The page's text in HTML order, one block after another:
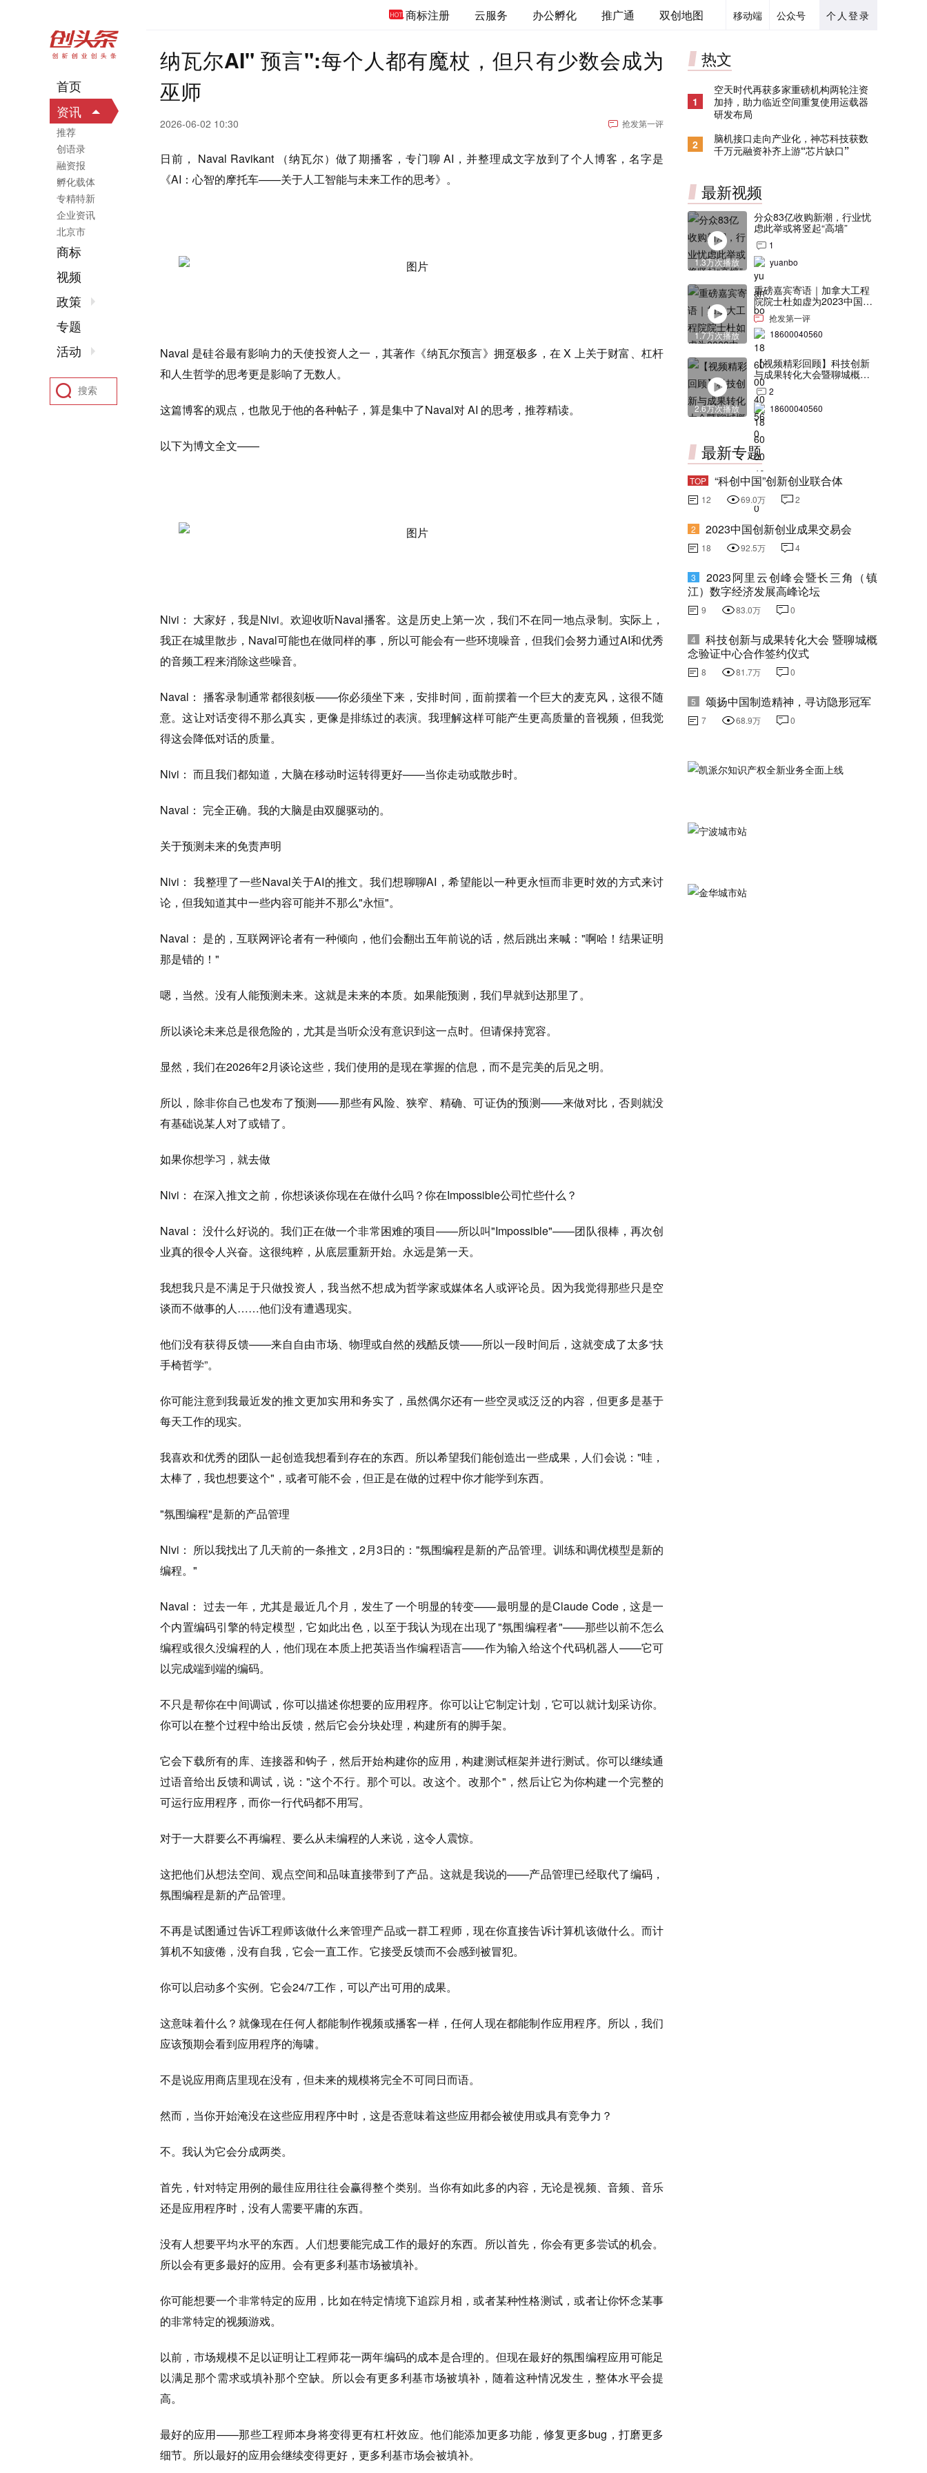
个人登录
公众号
移动端
商标注册 云服务 办公孵化 推广通 双创地图
纳瓦尔AI" 预言":每个人都有魔杖，但只有少数会成为
巫师
2026-06-02 10:30 抢发第一评
日前， Naval Ravikant （纳瓦尔）做了期播客，专门聊 AI，并整理成文字放到了个人博客，名字是
《AI：心智的摩托车——关于人工智能与未来工作的思考》。
Naval 是硅谷最有影响力的天使投资人之一，其著作《纳瓦尔预言》拥趸极多，在 X 上关于财富、杠杆
和人生哲学的思考更是影响了无数人。
这篇博客的观点，也散见于他的各种帖子，算是集中了Naval对 AI 的思考，推荐精读。
以下为博文全文——
Nivi： 大家好，我是Nivi。欢迎收听Naval播客。这是历史上第一次，我们不在同一地点录制。实际上，
我正在城里散步，Naval可能也在做同样的事，所以可能会有一些环境噪音，但我们会努力通过AI和优秀
的音频工程来消除这些噪音。
Naval： 播客录制通常都很刻板——你必须坐下来，安排时间，面前摆着一个巨大的麦克风，这很不随
意。这让对话变得不那么真实，更像是排练过的表演。我理解这样可能产生更高质量的音视频，但我觉
得这会降低对话的质量。
Nivi： 而且我们都知道，大脑在移动时运转得更好——当你走动或散步时。
Naval： 完全正确。我的大脑是由双腿驱动的。
关于预测未来的免责声明
Nivi： 我整理了一些Naval关于AI的推文。我们想聊聊AI，希望能以一种更永恒而非更时效的方式来讨
论，但我知道其中一些内容可能并不那么"永恒"。
Naval： 是的，互联网评论者有一种倾向，他们会翻出五年前说的话，然后跳出来喊："啊哈！结果证明
那是错的！"
嗯，当然。没有人能预测未来。这就是未来的本质。如果能预测，我们早就到达那里了。
所以谈论未来总是很危险的，尤其是当听众没有意识到这一点时。但请保持宽容。
显然，我们在2026年2月谈论这些，我们使用的是现在掌握的信息，而不是完美的后见之明。
所以，除非你自己也发布了预测——那些有风险、狭窄、精确、可证伪的预测——来做对比，否则就没
有基础说某人对了或错了。
如果你想学习，就去做
Nivi： 在深入推文之前，你想谈谈你现在在做什么吗？你在Impossible公司忙些什么？
Naval： 没什么好说的。我们正在做一个非常困难的项目——所以叫"Impossible"——团队很棒，再次创
业真的很令人兴奋。这很纯粹，从底层重新开始。永远是第一天。
我想我只是不满足于只做投资人，我当然不想成为哲学家或媒体名人或评论员。因为我觉得那些只是空
谈而不做事的人……他们没有遭遇现实。
他们没有获得反馈——来自自由市场、物理或自然的残酷反馈——所以一段时间后，这就变成了太多“扶
手椅哲学”。
你可能注意到我最近发的推文更加实用和务实了，虽然偶尔还有一些空灵或泛泛的内容，但更多是基于
每天工作的现实。
我喜欢和优秀的团队一起创造我想看到存在的东西。所以希望我们能创造出一些成果，人们会说："哇，
太棒了，我也想要这个"，或者可能不会，但正是在做的过程中你才能学到东西。
"氛围编程"是新的产品管理
Nivi： 所以我找出了几天前的一条推文，2月3日的："氛围编程是新的产品管理。训练和调优模型是新的
编程。"
Naval： 过去一年，尤其是最近几个月，发生了一个明显的转变——最明显的是Claude Code，这是一
个内置编码引擎的特定模型，它如此出色，以至于我认为现在出现了"氛围编程者"——那些以前不怎么
编程或很久没编程的人，他们现在本质上把英语当作编程语言——作为输入给这个代码机器人——它可
以完成端到端的编码。
不只是帮你在中间调试，你可以描述你想要的应用程序。你可以让它制定计划，它可以就计划采访你。
你可以在整个过程中给出反馈，然后它会分块处理，构建所有的脚手架。
它会下载所有的库、连接器和钩子，然后开始构建你的应用，构建测试框架并进行测试。你可以继续通
过语音给出反馈和调试，说："这个不行。那个可以。改这个。改那个"，然后让它为你构建一个完整的
可运行应用程序，而你一行代码都不用写。
对于一大群要么不再编程、要么从未编程的人来说，这令人震惊。
这把他们从想法空间、观点空间和品味直接带到了产品。这就是我说的——产品管理已经取代了编码，
氛围编程是新的产品管理。
不再是试图通过告诉工程师该做什么来管理产品或一群工程师，现在你直接告诉计算机该做什么。而计
算机不知疲倦，没有自我，它会一直工作。它接受反馈而不会感到被冒犯。
你可以启动多个实例。它会24/7工作，可以产出可用的成果。
这意味着什么？就像现在任何人都能制作视频或播客一样，任何人现在都能制作应用程序。所以，我们
应该预期会看到应用程序的海啸。
不是说应用商店里现在没有，但未来的规模将完全不可同日而语。
然而，当你开始淹没在这些应用程序中时，这是否意味着这些应用都会被使用或具有竞争力？
不。我认为它会分成两类。
首先，针对特定用例的最佳应用往往会赢得整个类别。当你有如此多的内容，无论是视频、音频、音乐
还是应用程序时，没有人需要平庸的东西。
没有人想要平均水平的东西。人们想要能完成工作的最好的东西。所以首先，你会有更多尝试的机会。
所以会有更多最好的应用。会有更多利基市场被填补。
你可能想要一个非常特定的应用，比如在特定情境下追踪月相，或者某种性格测试，或者让你怀念某事
的非常特定的视频游戏。
以前，市场规模不足以证明让工程师花一两年编码的成本是合理的。但现在最好的氛围编程应用可能足
以满足那个需求或填补那个空缺。所以会有更多利基市场被填补，随着这种情况发生，整体水平会提
高。
最好的应用——那些工程师本身将变得更有杠杆效应。他们能添加更多功能，修复更多bug，打磨更多
细节。所以最好的应用会继续变得更好，更多利基市场会被填补。
热文
1
空天时代再获多家重磅机构两轮注资
加持，助力临近空间重复使用运载器
研发布局
2
脑机接口走向产业化，神芯科技获数
千万元融资补齐上游“芯片缺口”
最新视频
1.3万次播放
分众83亿收购新潮，行业忧
虑此举或将竖起“高墙”
1
yuanbo
1.7万次播放
重磅嘉宾寄语｜加拿大工程
院院士杜如虚为2023中国创
交会打Call！
抢发第一评
18600040560
2.6万次播放
【视频精彩回顾】科技创新
与成果转化大会暨聊城概念
验证中心合作签约仪式
2
18600040560
最新专题
TOP “科创中国”创新创业联合体
12 69.0万 2
2 2023中国创新创业成果交易会
18 92.5万 4
3
2023阿里云创峰会暨长三角（镇
江）数字经济发展高峰论坛
9 83.0万 0
4
科技创新与成果转化大会 暨聊城概
念验证中心合作签约仪式
8 81.7万 0
5 颂扬中国制造精神，寻访隐形冠军
7 68.9万 0
首页
资讯
推荐
创语录
融资报
孵化载体
专精特新
企业资讯
北京市
商标
视频
政策
专题
活动